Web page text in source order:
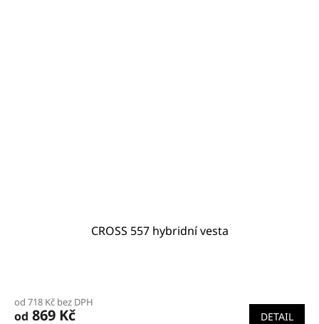
CROSS 557 hybridní vesta
od 718 Kč bez DPH
od 869 Kč DETAIL